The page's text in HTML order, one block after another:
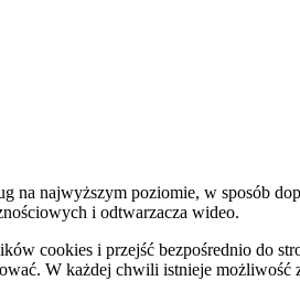
na najwyższym poziomie, w sposób
i odtwarzacza wideo.
cookies i przejść bezpośrednio do
W każdej chwili istnieje